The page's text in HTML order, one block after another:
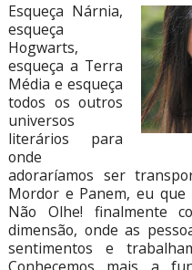
Esqueça Nárnia,
esqueça
Hogwarts,
esqueça a Terra
Média e esqueça
todos os outros
universos
literários para
onde
adoraríamos ser
Mordor e Panem, eu
Não Olhe! finalmente
dimensão, onde as
sentimentos e